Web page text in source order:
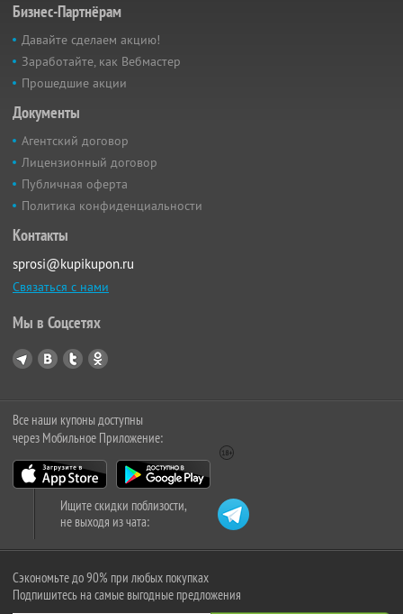
Бизнес-Партнёрам
Давайте сделаем акцию!
Заработайте, как Вебмастер
Прошедшие акции
Документы
Агентский договор
Лицензионный договор
Публичная оферта
Политика конфиденциальности
Контакты
sprosi@kupikupon.ru
Связаться с нами
Мы в Соцсетях
Все наши купоны доступны
через Мобильное Приложение:
Ищите скидки поблизости,
не выходя из чата:
Сэкономьте до 90% при любых покупках
Подпишитесь на самые выгодные предложения